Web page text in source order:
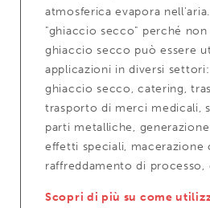
atmosferica evapora
"ghiaccio secco" perché
ghiaccio secco può essere
applicazioni in diversi
ghiaccio secco, catering,
trasporto di merci medicali,
parti metalliche,
effetti speciali, macerazione
raffreddamento di processo,
Scopri di più su come